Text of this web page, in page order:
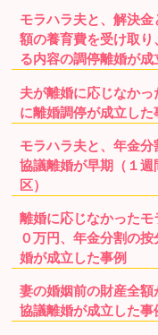
モラハラ夫と、解決
額の養育費を受け取
る内容の調停離婚が成
夫が離婚に応じなか
に離婚調停が成立した
モラハラ夫と、年金
協議離婚が早期（１
区）
離婚に応じなかったモ
０万円、年金分割の
婚が成立した事例
妻の婚姻前の財産全
協議離婚が成立した事